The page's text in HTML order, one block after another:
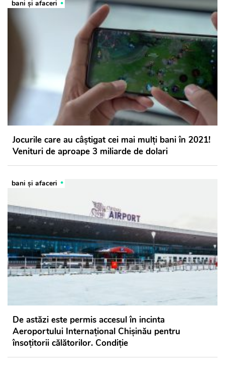
bani și afaceri
Jocurile care au câştigat cei mai mulţi bani în 2021!
Venituri de aproape 3 miliarde de dolari
bani și afaceri
De astăzi este permis accesul în incinta
Aeroportului Internațional Chișinău pentru
însoţitorii călătorilor. Condiție